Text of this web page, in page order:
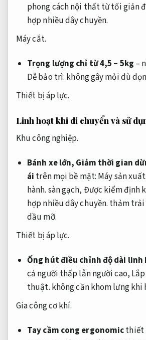
phong cách nội thất từ tối giản
hợp nhiều dây chuyền.
Máy cắt.
Trọng lượng chỉ từ 4,5 – 5kg –
Dễ bảo trì. không gây mỏi dù
Thiết bị áp lực.
Linh hoạt khi di chuyển và sử
Khu công nghiệp.
Bánh xe lớn, Giảm thời gian
ái trên mọi bề mặt: Máy sản xuất.
hành. sàn gạch, Được kiểm định
hợp nhiều dây chuyền. thảm trải
dầu mỡ.
Thiết bị áp lực.
Ống hút điều chỉnh độ dài linh
cả người thấp lẫn người cao,
thuật. không cần khom lưng khi
Gia công cơ khí.
Tay cầm cong ergonomicthiết